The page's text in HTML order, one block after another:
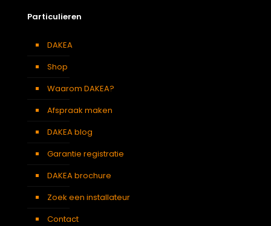
Particulieren
DAKEA
Shop
Waarom DAKEA?
Afspraak maken
DAKEA blog
Garantie registratie
DAKEA brochure
Zoek een installateur
Contact